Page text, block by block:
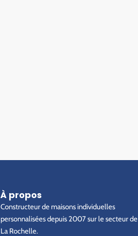
À propos
Constructeur de maisons individuelles
personnalisées depuis 2007 sur le secteur de
La Rochelle.